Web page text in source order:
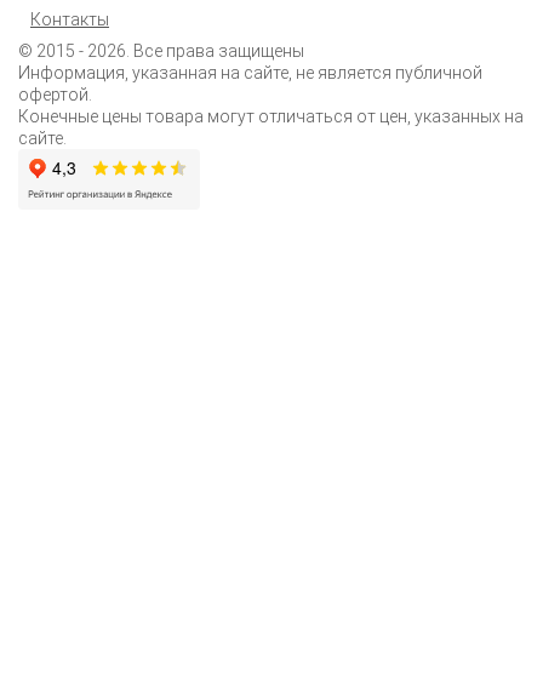
Контакты
© 2015 - 2026. Все права защищены
Информация, указанная на сайте, не является публичной
офертой.
Конечные цены товара могут отличаться от цен, указанных на
сайте.